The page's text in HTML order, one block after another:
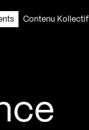
Contenu Kollectif